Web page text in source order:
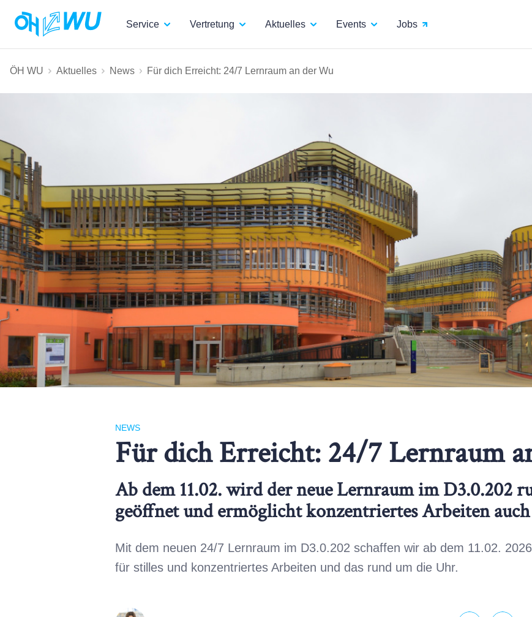
Service Vertretung Aktuelles Events Jobs
ÖH WU Aktuelles News Für dich Erreicht: 24/7 Lernraum an der Wu
NEWS
Für dich Erreicht: 24/7 Lernraum
Ab dem 11.02. wird der neue Lernraum im D3.0.202
geöffnet und ermöglicht konzentriertes Arbeiten
Mit dem neuen 24/7 Lernraum im D3.0.202 schaffen wir ab dem 11.02.
für stilles und konzentriertes Arbeiten und das rund um die Uhr.